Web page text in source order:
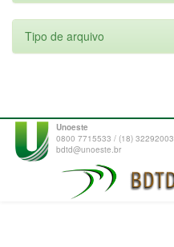
Tipo de arquivo
Unoeste
0800 7715533 / (18) 32292003
bdtd@unoeste.br